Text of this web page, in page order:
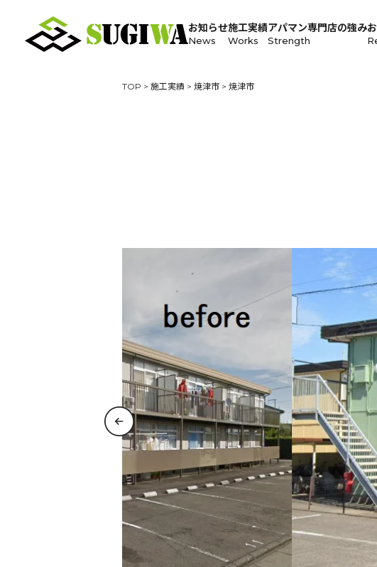
お知らせ
News
施工実績
Works
アパマン専門店の強み
Strength
TOP > 施工実績 > 焼津市 > 焼津市